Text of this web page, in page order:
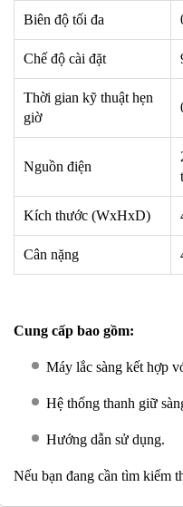
18W/965 T8 Philips
TL-D 90 Graphica 18W/
Với độ hoàn màu cực cao
sử dụng để So Màu, Kiểm Màu
Philips, xuất xứ Ba lan
Biên độ tối đa
Chế độ cài đặt
Thời gian kỹ thuật hẹn
giờ
Nguồn điện
Kích thước (WxHxD)
Cân nặng
Cung cấp bao gồm:
Máy lắc sàng kết hợp
Hệ thống thanh giữ
Hướng dẫn sử dụng.
Nếu bạn đang cần tìm kiếm